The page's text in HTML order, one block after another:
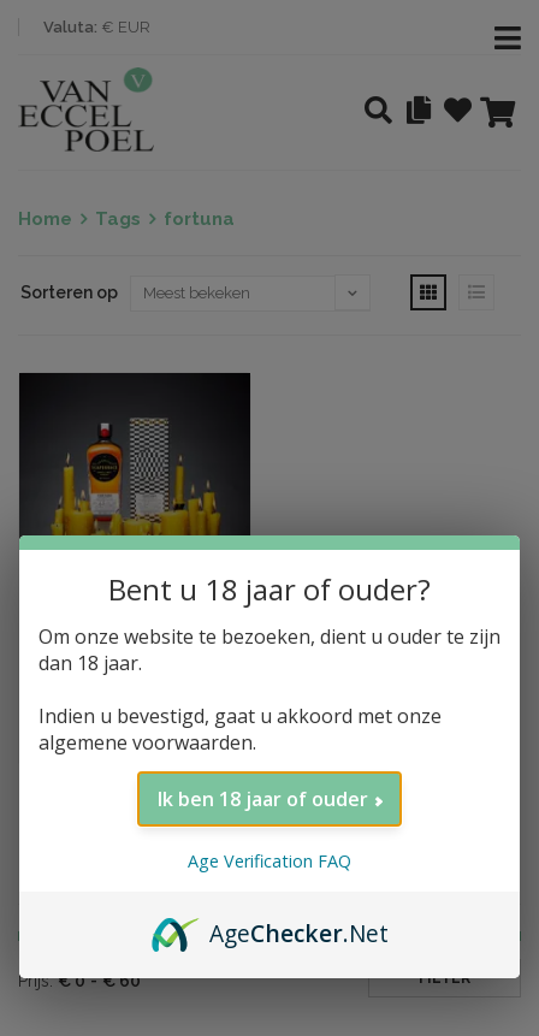
Valuta: € EUR
Home Tags fortuna
Sorteren op
Toevoegen aan winkelwagen
Scapegrace, Single
Malt Whisky, Fortuna
€57,74
Prijs:€0 - €60 FILTER
Bent u 18 jaar of ouder?
Om onze website te bezoeken, dient u ouder te zijn
dan 18 jaar.
Indien u bevestigd, gaat u akkoord met onze
algemene voorwaarden.
Ik ben 18 jaar of ouder
Age Verification FAQ
AgeChecker.Net